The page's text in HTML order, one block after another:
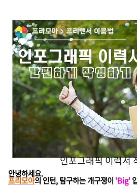
인포그래픽 이력서
안녕하세요.
프리모아의 인턴, 탐구하는 개구쟁이'Big'